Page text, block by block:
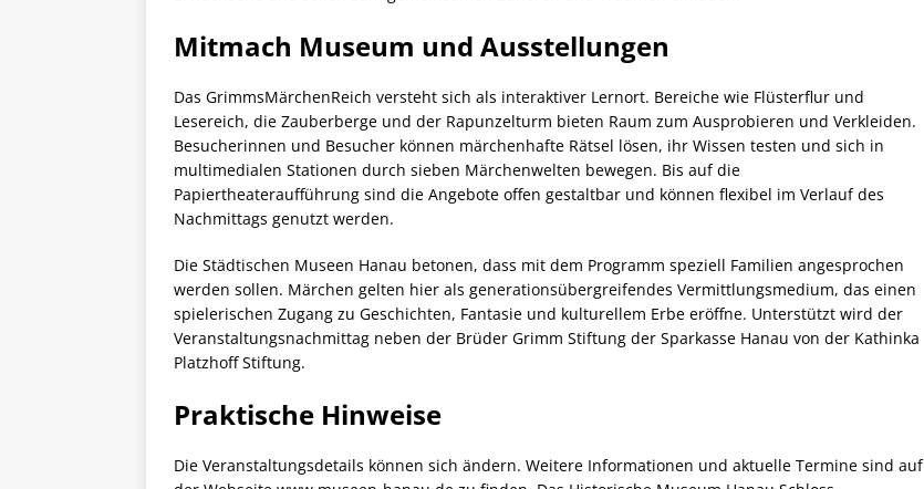
Mitmach Museum und Ausstellungen
Das GrimmsMärchenReich versteht sich als interaktiver Lernort. Bereiche wie Flüsterflur und
Lesereich, die Zauberberge und der Rapunzelturm bieten Raum zum Ausprobieren und Verkleiden.
Besucherinnen und Besucher können märchenhafte Rätsel lösen, ihr Wissen testen und sich in
multimedialen Stationen durch sieben Märchenwelten bewegen. Bis auf die
Papiertheateraufführung sind die Angebote offen gestaltbar und können flexibel im Verlauf des
Nachmittags genutzt werden.
Die Städtischen Museen Hanau betonen, dass mit dem Programm speziell Familien angesprochen
werden sollen. Märchen gelten hier als generationsübergreifendes Vermittlungsmedium, das einen
spielerischen Zugang zu Geschichten, Fantasie und kulturellem Erbe eröffne. Unterstützt wird der
Veranstaltungsnachmittag neben der Brüder Grimm Stiftung der Sparkasse Hanau von der Kathinka
Platzhoff Stiftung.
Praktische Hinweise
Die Veranstaltungsdetails können sich ändern. Weitere Informationen und aktuelle Termine sind auf